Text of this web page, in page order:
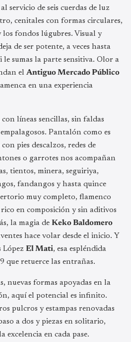
servicio de seis cuerdas de luz
cenitales con formas circulares,
fondos lúgubres. Visual y
de ser potente, a veces hasta
le sumas la parte sensitiva. Olor a
el Antiguo Mercado Público
en una experiencia
líneas sencillas, sin faldas
Pantalón como es
pies descalzos, redes de
o garrotes nos acompañan
tientos, minera, seguiriya,
fandangos y hasta quince
muy completo, flamenco
en composición y sin aditivos
la magia de Keko Baldomero
hace volar desde el inicio. Y
López El Mati, esa espléndida
que retuerce las entrañas.
nuevas formas apoyadas en la
aquí el potencial es infinito.
pulcros y estampas renovadas
a dos y piezas en solitario,
excelencia en cada pase.